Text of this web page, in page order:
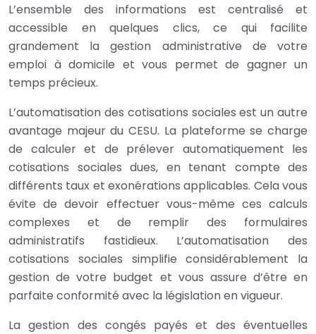
L’ensemble des informations est centralisé et
accessible en quelques clics, ce qui facilite
grandement la gestion administrative de votre
emploi à domicile et vous permet de gagner un
temps précieux.
L’automatisation des cotisations sociales est un autre
avantage majeur du CESU. La plateforme se charge
de calculer et de prélever automatiquement les
cotisations sociales dues, en tenant compte des
différents taux et exonérations applicables. Cela vous
évite de devoir effectuer vous-même ces calculs
complexes et de remplir des formulaires
administratifs fastidieux. L’automatisation des
cotisations sociales simplifie considérablement la
gestion de votre budget et vous assure d’être en
parfaite conformité avec la législation en vigueur.
La gestion des congés payés et des éventuelles